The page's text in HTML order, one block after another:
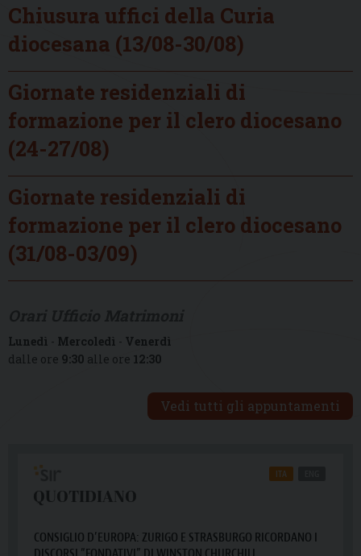
Chiusura uffici della Curia
diocesana (13/08-30/08)
Giornate residenziali di
formazione per il clero diocesano
(24-27/08)
Giornate residenziali di
formazione per il clero diocesano
(31/08-03/09)
Lunedì - Mercoledì - Venerdì
dalle ore 9:30 alle ore 12:30
Vedi tutti gli appuntamenti